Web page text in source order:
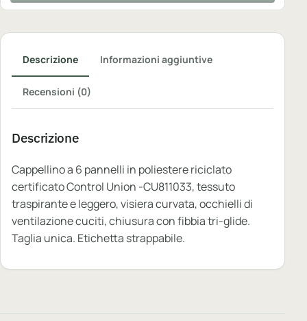
Descrizione Informazioni aggiuntive
Recensioni (0)
Descrizione
Cappellino a 6 pannelli in poliestere riciclato
certificato Control Union -CU811033, tessuto
traspirante e leggero, visiera curvata, occhielli di
ventilazione cuciti, chiusura con fibbia tri-glide.
Taglia unica. Etichetta strappabile.